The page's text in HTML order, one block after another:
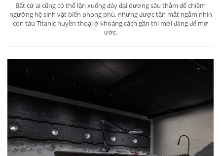
Bất cứ ai cũng có thể lặn xuống đáy đại dương sâu thẳm để chiêm
ngưỡng hệ sinh vật biển phong phú, nhưng được tận mắt ngắm nhìn
con tàu Titanic huyền thoại ở khoảng cách gần thì mới đáng để mơ
ước.